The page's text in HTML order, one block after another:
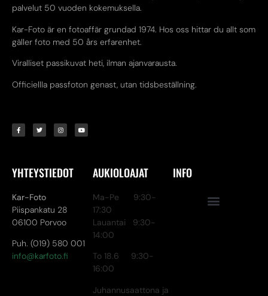
palvelut 50 vuoden kokemuksella.
Kar-Foto är en fotoaffär grundad 1974. Hos oss hittar du allt som
gäller foto med 50 års erfarenhet.
Viralliset passikuvat heti, ilman ajanvarausta.
Officiellla passfoton genast, utan tidsbeställning.
YHTEYSTIEDOT
Kar-Foto
Piispankatu 28
06100 Porvoo
Puh. (019) 580 001
info@karfoto.fi
AUKIOLOAJAT
Ma-Pe 9:30-
17:30
Lauantai 9:30-
14:00
To 18.6 9:30-
16:00
Juhannusaattona ja
INFO